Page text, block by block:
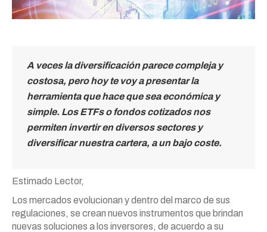
A veces la diversificación parece compleja y
costosa, pero hoy te voy a presentar la
herramienta que hace que sea económica y
simple. Los ETFs o fondos cotizados nos
permiten invertir en diversos sectores y
diversificar nuestra cartera, a un bajo coste.
Estimado Lector,
Los mercados evolucionan y dentro del marco de sus
regulaciones, se crean nuevos instrumentos que brindan
nuevas soluciones a los inversores, de acuerdo a su